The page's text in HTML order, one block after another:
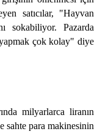
satıcılar, "Hayvan
sokabiliyor. Pazarda
yapmak çok kolay" diye
milyarlarca liranın
sahte para makinesinin